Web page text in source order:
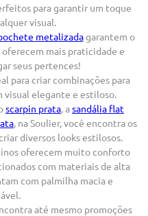
para garantir um toque
visual.
metalizadagarantem o
mais praticidade e
seus pertences!
para criar combinações para
visual elegante e estiloso.
scarpin prata, asandália flat
, na Soulier, você encontra os
diversos looks estilosos.
oferecem muito conforto
com materiais de alta
com palmilha macia e
até mesmo promoções